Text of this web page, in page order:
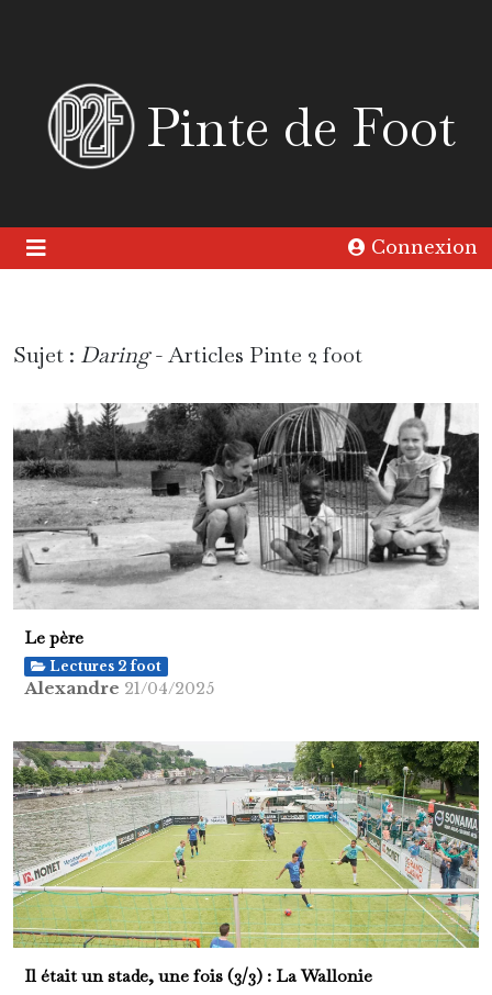
Pinte de Foot
Connexion
Sujet : Daring- Articles Pinte 2 foot
Le père
Lectures 2 foot
Alexandre 21/04/2025
Il était un stade, une fois (3/3) : La Wallonie